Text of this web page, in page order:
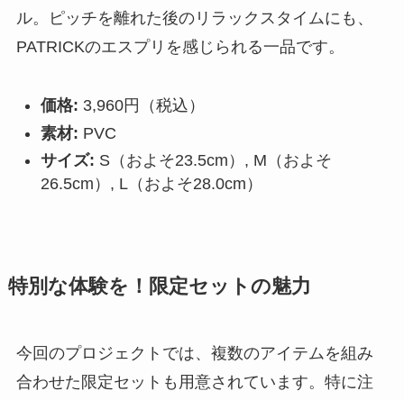
ル。ピッチを離れた後のリラックスタイムにも、
PATRICKのエスプリを感じられる一品です。
価格: 3,960円（税込）
素材: PVC
サイズ: S（およそ23.5cm）, M（およそ
26.5cm）, L（およそ28.0cm）
特別な体験を！限定セットの魅力
今回のプロジェクトでは、複数のアイテムを組み
合わせた限定セットも用意されています。特に注